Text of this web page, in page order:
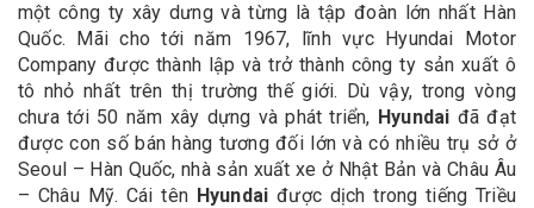
một công ty xây dưng và từng là tập đoàn lớn nhất Hàn
Quốc. Mãi cho tới năm 1967, lĩnh vực Hyundai Motor
Company được thành lập và trở thành công ty sản xuất ô
tô nhỏ nhất trên thị trường thế giới. Dù vậy, trong vòng
chưa tới 50 năm xây dựng và phát triển, Hyundai đã đạt
được con số bán hàng tương đối lớn và có nhiều trụ sở ở
Seoul – Hàn Quốc, nhà sản xuất xe ở Nhật Bản và Châu Âu
– Châu Mỹ. Cái tên Hyundai được dịch trong tiếng Triều